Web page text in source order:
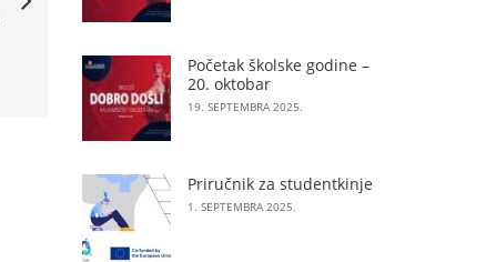
Početak školske godine –
20. oktobar
19. SEPTEMBRA 2025.
Priručnik za studentkinje
1. SEPTEMBRA 2025.